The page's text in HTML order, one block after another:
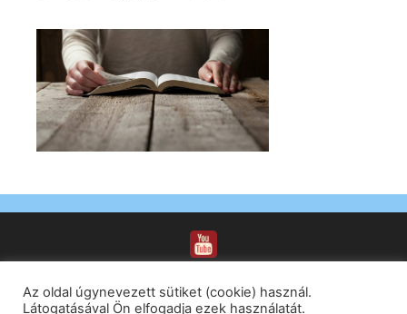
Az oldal úgynevezett sütiket (cookie) használ.
Látogatásával Ön elfogadja ezek használatát.